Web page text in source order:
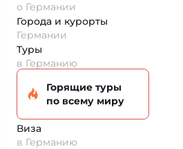
о Германии
Города и курорты
Германии
Туры
в Германию
Горящие туры
по всему миру
Виза
в Германию